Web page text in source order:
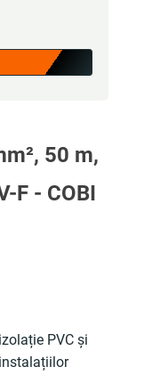
50 m,
F - COBI
PVC și